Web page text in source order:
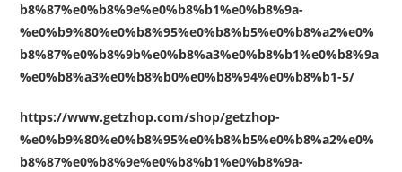
b8%87%e0%b8%9e%e0%b8%b1%e0%b8%9a-
%e0%b9%80%e0%b8%95%e0%b8%b5%e0%b8%a2%e0%
b8%87%e0%b8%9b%e0%b8%a3%e0%b8%b1%e0%b8%9a
%e0%b8%a3%e0%b8%b0%e0%b8%94%e0%b8%b1-5/
https://www.getzhop.com/shop/getzhop-
%e0%b9%80%e0%b8%95%e0%b8%b5%e0%b8%a2%e0%
b8%87%e0%b8%9e%e0%b8%b1%e0%b8%9a-